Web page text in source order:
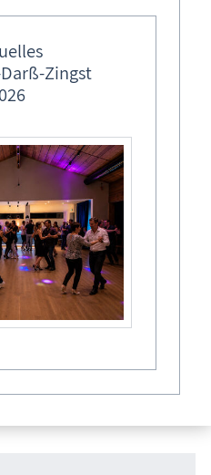
und den Blick auf die Welt.
Zeitgenossen eröffnet
auf einen vertrauten
und Erinnerungen.
Ausstellung vom Gastkurator
Maler Werner Tübke
Verbindung zu
der Mitbegründer der
Rückzugsort und unterrichtete
Strandskizzen und
Erbe an der Ostsee.
häufig für Studien und nutzte
auf Papier
gegenübergestellt sind die
Zingst